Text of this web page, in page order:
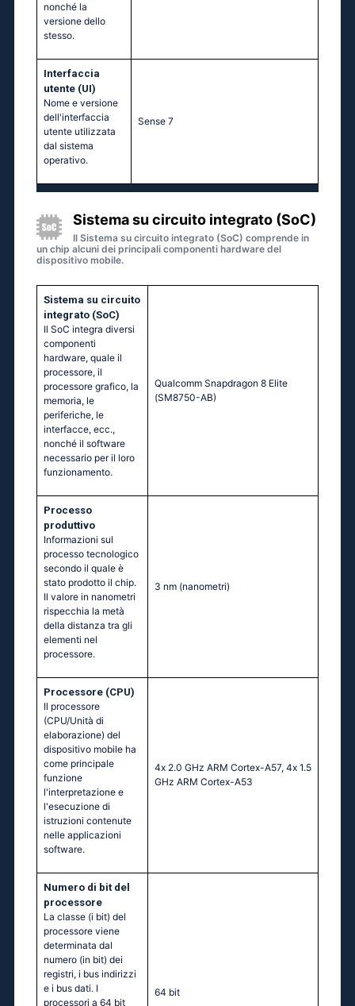
nonché la
versione dello
stesso.
Interfaccia
utente (UI)
Nome e versione
dell'interfaccia
utente utilizzata
dal sistema
operativo.
Sense 7
Sistema su circuito integrato (SoC)
Il Sistema su circuito integrato (SoC) comprende in
un chip alcuni dei principali componenti hardware del
dispositivo mobile.
Sistema su circuito
integrato (SoC)
Il SoC integra diversi
componenti
hardware, quale il
processore, il
processore grafico, la
memoria, le
periferiche, le
interfacce, ecc.,
nonché il software
necessario per il loro
funzionamento.
Quаlсоmm Snарdrаgоn 8 Еlitе
(SМ8750-АВ)
Processo
produttivo
Informazioni sul
processo tecnologico
secondo il quale è
stato prodotto il chip.
Il valore in nanometri
rispecchia la metà
della distanza tra gli
elementi nel
processore.
3 nm (nanometri)
Processore (CPU)
Il processore
(CPU/Unità di
elaborazione) del
dispositivo mobile ha
come principale
funzione
l'interpretazione e
l'esecuzione di
istruzioni contenute
nelle applicazioni
software.
4х 2.0 GНz АRМ Соrtех-А57, 4х 1.5
GНz АRМ Соrtех-А53
Numero di bit del
processore
La classe (i bit) del
processore viene
determinata dal
numero (in bit) dei
registri, i bus indirizzi
e i bus dati. I
processori a 64 bit
64 bit